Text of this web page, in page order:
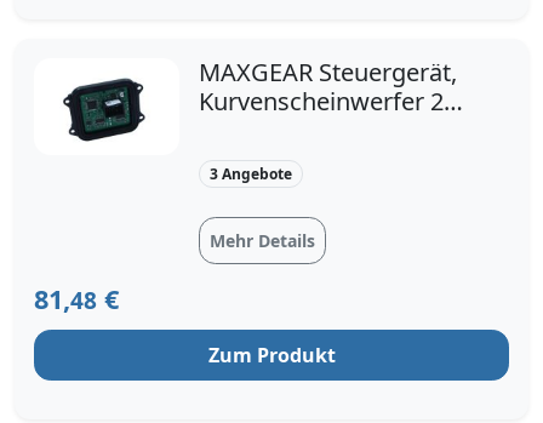
MAXGEAR Steuergerät,
Kurvenscheinwerfer 27-
63117182396
63117295702
3 Angebote
Mehr Details
81,48 €
Zum Produkt